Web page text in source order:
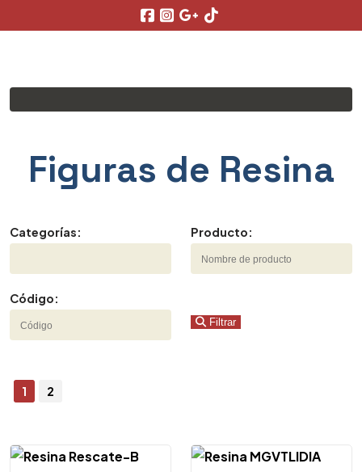
Figuras de Resina
Categorías: Producto:
Código:
Filtrar
1 2